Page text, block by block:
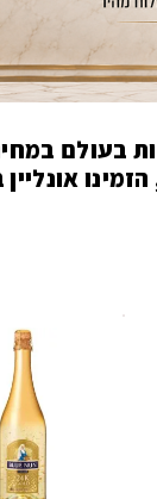
בעולם